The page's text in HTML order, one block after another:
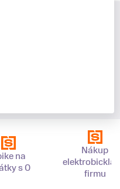
na
s 0
Nákup
elektrobickla
firmu